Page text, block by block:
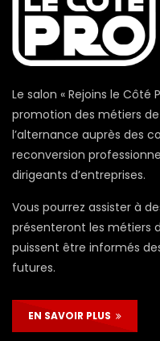
Le salon « Rejoins le Côté
promotion des métiers
l’alternance auprès des
reconversion
dirigeants d’entreprises.
Vous pourrez assister à
présenteront les métiers
puissent être informés
futures.
EN SAVOIR PLUS